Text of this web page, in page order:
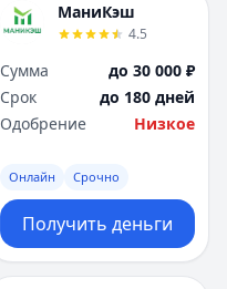
МаниКэш
4.5
Сумма
до 30 000 ₽
Срок
до 180 дней
Одобрение
Низкое
Онлайн Срочно
Получить деньги